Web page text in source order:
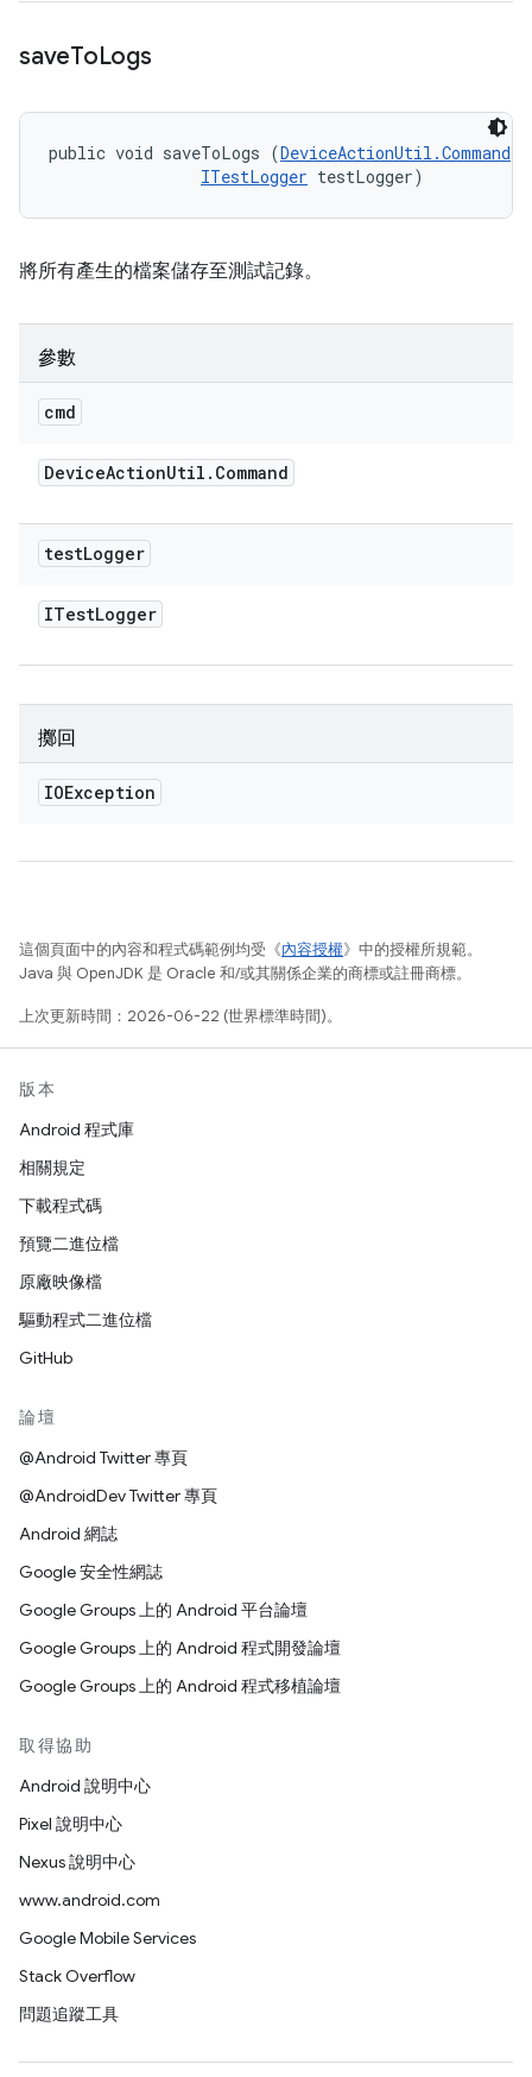
saveToLogs
public void saveToLogs (DeviceActionUtil.Command
ITestLogger testLogger)
將所有產生的檔案儲存至測試記錄。
參數
cmd
DeviceActionUtil . Command
testLogger
ITestLogger
擲回
IOException
這個頁面中的內容和程式碼範例均受《內容授權》中的授權所規範。
Java 與 OpenJDK 是 Oracle 和/或其關係企業的商標或註冊商標。
上次更新時間：2026-06-22 (世界標準時間)。
版本
Android 程式庫
相關規定
下載程式碼
預覽二進位檔
原廠映像檔
驅動程式二進位檔
GitHub
論壇
@Android Twitter 專頁
@AndroidDev Twitter 專頁
Android 網誌
Google 安全性網誌
Google Groups 上的 Android 平台論壇
Google Groups 上的 Android 程式開發論壇
Google Groups 上的 Android 程式移植論壇
取得協助
Android 說明中心
Pixel 說明中心
Nexus 說明中心
www.android.com
Google Mobile Services
Stack Overflow
問題追蹤工具